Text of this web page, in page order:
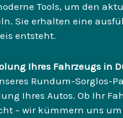
Tools, um den
Sie erhalten eine
entsteht.
Ihres Fahrzeugs in
Rundum-Sorglos-
Ihres Autos. Ob Ihr
– wir kümmern uns